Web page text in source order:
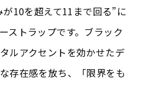
10を超えて11まで回る”に
ストラップです。ブラック
ルアクセントを効かせたデ
存在感を放ち、「限界をも